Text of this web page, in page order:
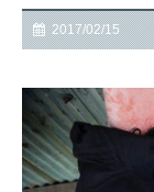
2017/02/15